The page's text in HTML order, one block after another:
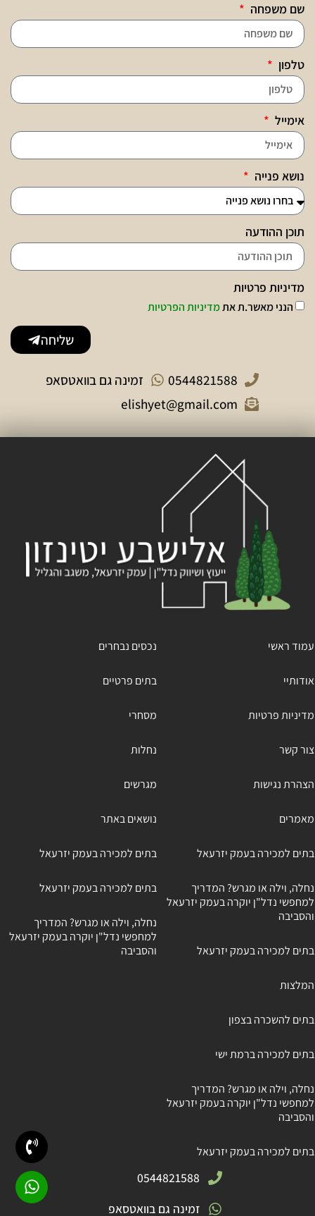
שם משפחה
טלפון
אימייל
נושא פנייה
תוכן ההודעה
מדיניות פרטיות
הנני מאשר.ת אתמדיניות הפרטיות
שליחה
0544821588
זמינה גם בוואטסאפ
elishyet@gmail.com
עמוד ראשי
אודותיי
מדיניות פרטיות
צור קשר
הצהרת נגישות
מאמרים
בתים למכירה בעמק יזרעאל
נחלה, וילה או מגרש? המדריך
למחפשי נדל"ן יוקרה בעמק יזרעאל
והסביבה
בתים למכירה בעמק יזרעאל
המלצות
בתים להשכרה בצפון
בתים למכירה ברמת ישי
נחלה, וילה או מגרש? המדריך
למחפשי נדל"ן יוקרה בעמק יזרעאל
והסביבה
בתים למכירה בעמק יזרעאל
נכסים נבחרים
בתים פרטיים
מסחרי
נחלות
מגרשים
נושאים באתר
בתים למכירה בעמק יזרעאל
בתים למכירה בעמק יזרעאל
נחלה, וילה או מגרש? המדריך
למחפשי נדל"ן יוקרה בעמק יזרעאל
והסביבה
0544821588
זמינה גם בוואטסאפ